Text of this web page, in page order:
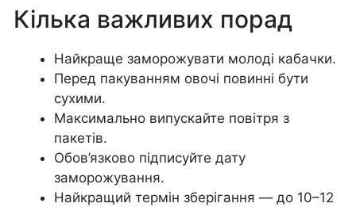
Кілька важливих порад
Найкраще заморожувати молоді кабачки.
Перед пакуванням овочі повинні бути
сухими.
Максимально випускайте повітря з
пакетів.
Обов’язково підписуйте дату
заморожування.
Найкращий термін зберігання — до 10–12